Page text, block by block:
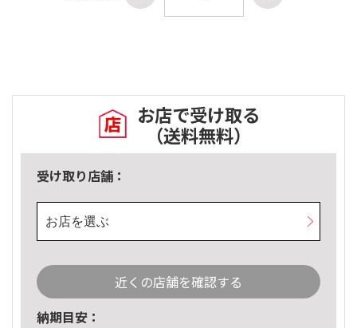
お店で受け取る
（送料無料）
受け取り店舗：
お店を選ぶ
近くの店舗を確認する
納期目安：